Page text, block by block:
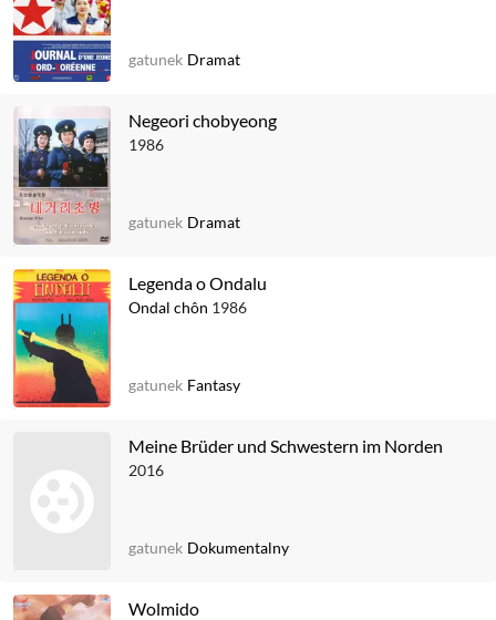
gatunek Dramat
Negeori chobyeong
1986
gatunek Dramat
Legenda o Ondalu
Ondal chôn 1986
gatunek Fantasy
Meine Brüder und Schwestern im Norden
2016
gatunek Dokumentalny
Wolmido